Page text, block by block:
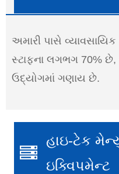
અમારી પાસે
સ્ટાફના લગભગ 70% છે,
ઉદ્યોગમાં ગણાય છે.
હાઇ-ટેક
ઇક્વિપમેન્ટ